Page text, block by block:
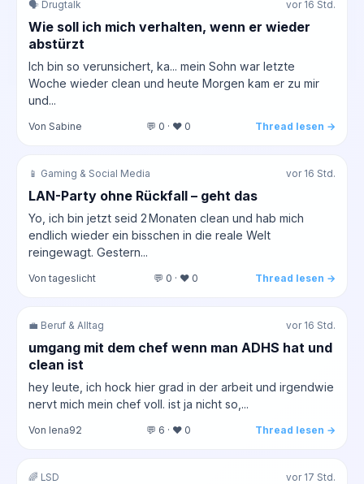
🗣️ Drugtalk vor 16 Std.
Wie soll ich mich verhalten, wenn er wieder
abstürzt
Ich bin so verunsichert, ka... mein Sohn war letzte
Woche wieder clean und heute Morgen kam er zu mir
und...
Von Sabine 💬 0 · ❤️ 0 Thread lesen →
📱 Gaming & Social Media vor 16 Std.
LAN-Party ohne Rückfall – geht das
Yo, ich bin jetzt seid 2 Monaten clean und hab mich
endlich wieder ein bisschen in die reale Welt
reingewagt. Gestern...
Von tageslicht 💬 0 · ❤️ 0 Thread lesen →
💼 Beruf & Alltag vor 16 Std.
umgang mit dem chef wenn man ADHS hat und
clean ist
hey leute, ich hock hier grad in der arbeit und irgendwie
nervt mich mein chef voll. ist ja nicht so,...
Von lena92 💬 6 · ❤️ 0 Thread lesen →
🌈 LSD vor 17 Std.